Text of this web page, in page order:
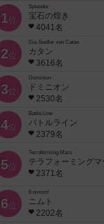
1位
Splendor
宝石の煌き
4041名
2位
Die Siedler von Catan
カタン
3616名
3位
Dominion
ドミニオン
2530名
4位
Battle Line
バトルライン
2379名
5位
Terraforming Mars
テラフォーミングマ
2371名
6位
6 nimmt!
ニムト
2202名